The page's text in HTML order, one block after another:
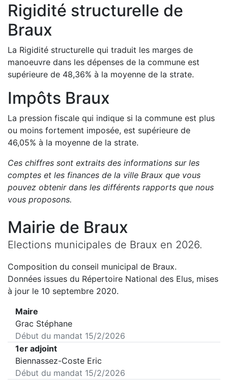
Rigidité structurelle de
Braux
La Rigidité structurelle qui traduit les marges de
manoeuvre dans les dépenses de la commune est
supérieure de 48,36% à la moyenne de la strate.
Impôts Braux
La pression fiscale qui indique si la commune est plus
ou moins fortement imposée, est supérieure de
46,05% à la moyenne de la strate.
Ces chiffres sont extraits des informations sur les
comptes et les finances de la ville Braux que vous
pouvez obtenir dans les différents rapports que nous
vous proposons.
Mairie de Braux
Elections municipales de Braux en 2026.
Composition du conseil municipal de Braux.
Données issues du Répertoire National des Elus, mises
à jour le 10 septembre 2020.
Maire
Grac Stéphane
Début du mandat 15/2/2026
1er adjoint
Biennassez-Coste Eric
Début du mandat 15/2/2026